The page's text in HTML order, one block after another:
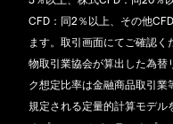
CFD：同2％以上、その他
ます。取引画面にてご確認
物取引業協会が算出した為替
ク想定比率は金融商品取引業
規定される定量的計算モデル